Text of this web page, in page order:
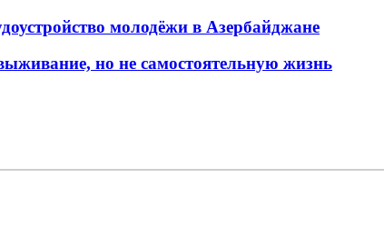
молодёжи в Азербайджане
но не самостоятельную жизнь